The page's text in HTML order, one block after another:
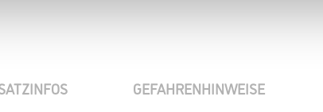
GEFAHRENHINWEISE